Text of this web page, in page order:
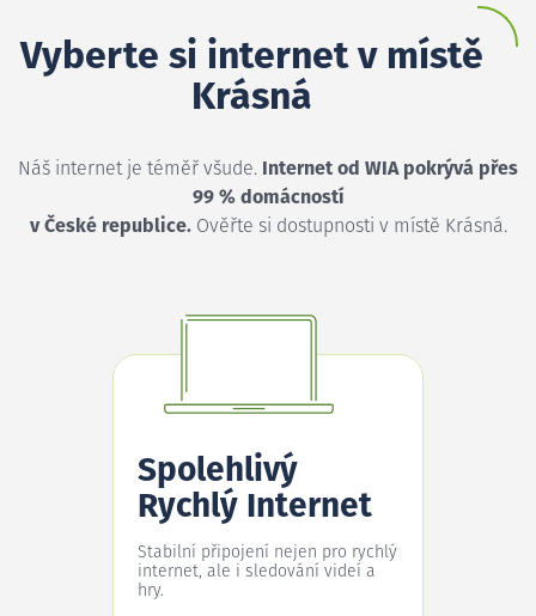
Vyberte si internet v místě
Krásná
Náš internet je téměř všude. Internet od WIA pokrývá přes
99 % domácností
v České republice.Ověřte si dostupnosti v místě Krásná.
Spolehlivý
Rychlý Internet
Stabilní připojení nejen pro rychlý
internet, ale i sledování videí a
hry.